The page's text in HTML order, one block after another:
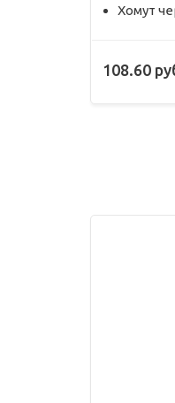
Хомут
108.60